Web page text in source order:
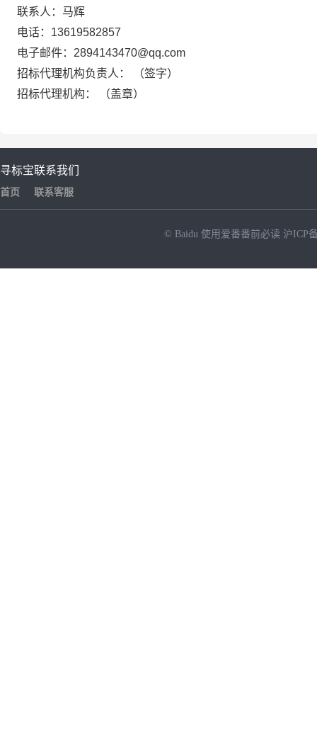
联系人：马辉
电话：13619582857
电子邮件：2894143470@qq.com
招标代理机构负责人：
（签字）
招标代理机构：
（盖章）
寻标宝
首页
联系我们
联系客服
© Baidu 使用爱番番前必读 沪ICP